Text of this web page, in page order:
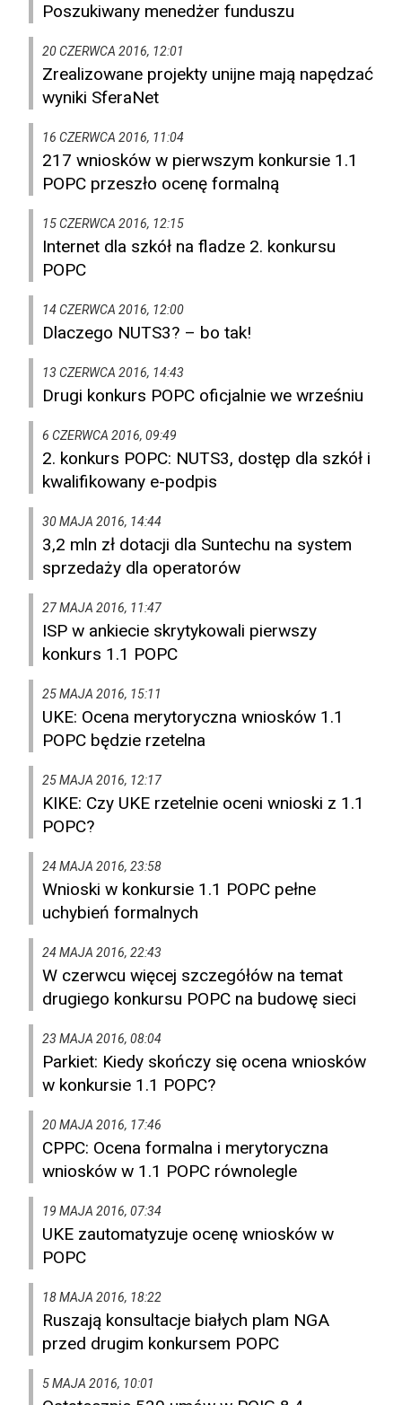
Poszukiwany menedżer funduszu
20 CZERWCA 2016, 12:01
Zrealizowane projekty unijne mają napędzać
wyniki SferaNet
16 CZERWCA 2016, 11:04
217 wniosków w pierwszym konkursie 1.1
POPC przeszło ocenę formalną
15 CZERWCA 2016, 12:15
Internet dla szkół na fladze 2. konkursu
POPC
14 CZERWCA 2016, 12:00
Dlaczego NUTS3? – bo tak!
13 CZERWCA 2016, 14:43
Drugi konkurs POPC oficjalnie we wrześniu
6 CZERWCA 2016, 09:49
2. konkurs POPC: NUTS3, dostęp dla szkół i
kwalifikowany e-podpis
30 MAJA 2016, 14:44
3,2 mln zł dotacji dla Suntechu na system
sprzedaży dla operatorów
27 MAJA 2016, 11:47
ISP w ankiecie skrytykowali pierwszy
konkurs 1.1 POPC
25 MAJA 2016, 15:11
UKE: Ocena merytoryczna wniosków 1.1
POPC będzie rzetelna
25 MAJA 2016, 12:17
KIKE: Czy UKE rzetelnie oceni wnioski z 1.1
POPC?
24 MAJA 2016, 23:58
Wnioski w konkursie 1.1 POPC pełne
uchybień formalnych
24 MAJA 2016, 22:43
W czerwcu więcej szczegółów na temat
drugiego konkursu POPC na budowę sieci
23 MAJA 2016, 08:04
Parkiet: Kiedy skończy się ocena wniosków
w konkursie 1.1 POPC?
20 MAJA 2016, 17:46
CPPC: Ocena formalna i merytoryczna
wniosków w 1.1 POPC równolegle
19 MAJA 2016, 07:34
UKE zautomatyzuje ocenę wniosków w
POPC
18 MAJA 2016, 18:22
Ruszają konsultacje białych plam NGA
przed drugim konkursem POPC
5 MAJA 2016, 10:01